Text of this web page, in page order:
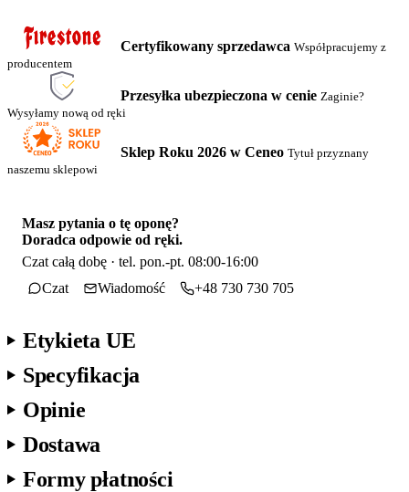
Certyfikowany sprzedawca Współpracujemy z
producentem
Przesyłka ubezpieczona w cenie Zaginie?
Wysyłamy nową od ręki
Sklep Roku 2026 w Ceneo Tytuł przyznany
naszemu sklepowi
Masz pytania o tę oponę?
Doradca odpowie od ręki.
Czat całą dobę · tel. pon.-pt. 08:00-16:00
Czat
Wiadomość +48 730 730 705
Etykieta UE
Specyfikacja
Opinie
Dostawa
Formy płatności